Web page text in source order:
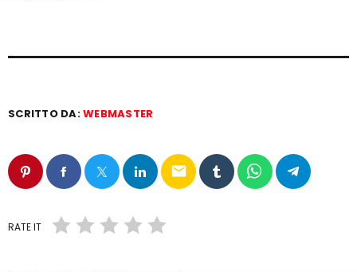
SCRITTO DA:WEBMASTER
email
RATE IT